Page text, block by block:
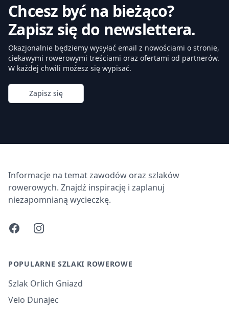
Chcesz być na bieżąco?
Zapisz się do newslettera.
Okazjonalnie będziemy wysyłać email z nowościami o stronie,
ciekawymi rowerowymi treściami oraz ofertami od partnerów.
W każdej chwili możesz się wypisać.
Zapisz się
Informacje na temat zawodów oraz szlaków
rowerowych. Znajdź inspirację i zaplanuj
niezapomnianą wycieczkę.
FacebookInstagram
POPULARNE SZLAKI ROWEROWE
Szlak Orlich Gniazd
Velo Dunajec